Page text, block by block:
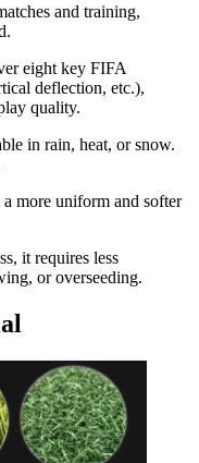
and training,
eight key FIFA
deflection, etc.),
quality.
in rain, heat, or snow.
more uniform and softer
it requires less
or overseeding.